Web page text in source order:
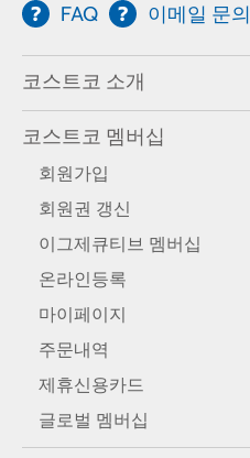
FAQ 이메일 문의
코스트코 소개
코스트코 멤버십
회원가입
회원권 갱신
이그제큐티브 멤버십
온라인등록
마이페이지
주문내역
제휴신용카드
글로벌 멤버십